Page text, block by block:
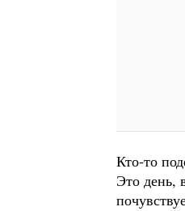
Кто-то
Это день,